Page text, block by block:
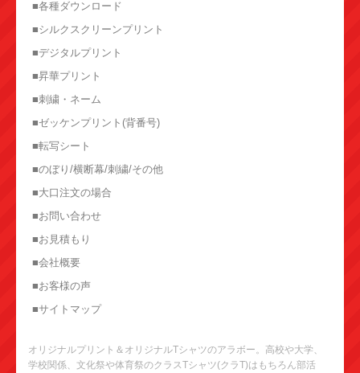
■各種ダウンロード
■シルクスクリーンプリント
■デジタルプリント
■昇華プリント
■刺繍・ネーム
■ゼッケンプリント(背番号)
■転写シート
■のぼり/横断幕/刺繍/その他
■大口注文の場合
■お問い合わせ
■お見積もり
■会社概要
■お客様の声
■サイトマップ
オリジナルプリント＆オリジナルTシャツのアラボー。高校や大学、
学校関係、文化祭や体育祭のクラスTシャツ(クラT)はもちろん部活